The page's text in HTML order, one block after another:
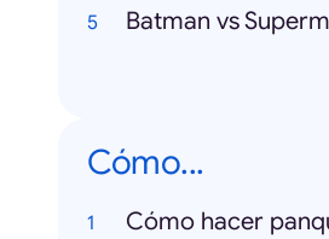
Batman vs
Cómo...
Cómo hacer